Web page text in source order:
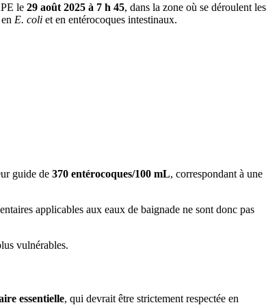
le 29 août 2025 à 7 h 45, dans la zone où se déroulent les
E. coli et en entérocoques intestinaux.
guide de 370 entérocoques/100 mL, correspondant à une
applicables aux eaux de baignade ne sont donc pas
vulnérables.
essentielle, qui devrait être strictement respectée en